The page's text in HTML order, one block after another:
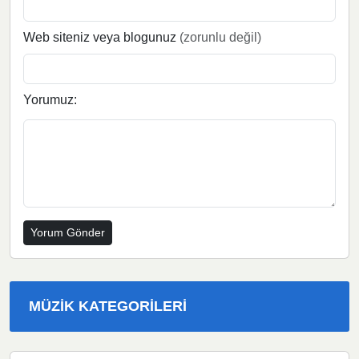
Web siteniz veya blogunuz (zorunlu değil)
Yorumuz:
MÜZIK KATEGORILERI